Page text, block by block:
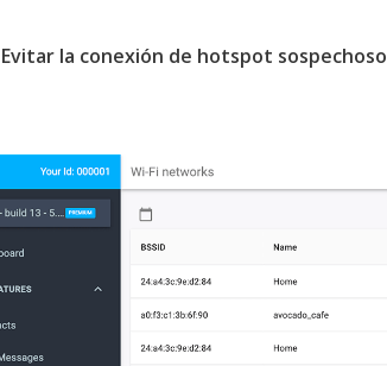
Evitar la conexión de hotspot sospechoso